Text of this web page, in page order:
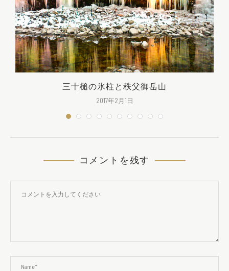
三十槌の氷柱と秩父御岳山
2017年2月1日
コメントを残す